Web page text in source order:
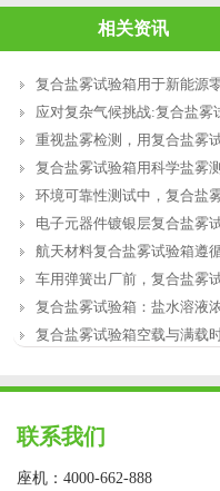
相关资讯
复合盐雾试验箱用于新能源
应对复杂气候挑战:复合盐雾
重视盐雾检测，用复合盐雾
复合盐雾试验箱用科学盐雾
环境可靠性测试中，复合盐
电子元器件镀银层复合盐雾
航天材料复合盐雾试验箱遵循
车用弹簧出厂前，复合盐雾
复合盐雾试验箱：盐水溶液
复合盐雾试验箱空载与满载
联系我们
座机：4000-662-888